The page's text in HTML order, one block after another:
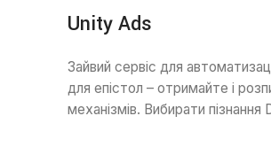
Unity Ads
Зайвий сервіс для
для епістол – отримайте і
механізмів. Вибирати